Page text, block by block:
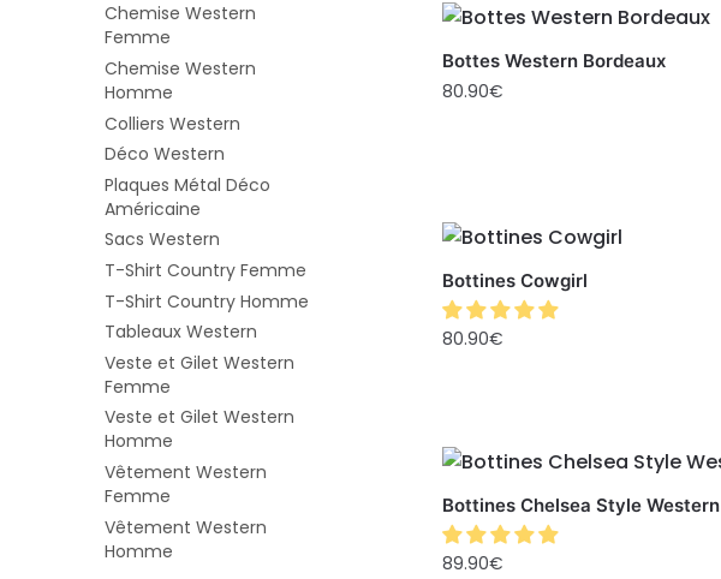
Bottes Western Bordeaux
80.90€
Bottines Cowgirl
80.90€
Bottines Chelsea Style Western
89.90€
Chemise Western
Femme
Chemise Western
Homme
Colliers Western
Déco Western
Plaques Métal Déco
Américaine
Sacs Western
T-Shirt Country Femme
T-Shirt Country Homme
Tableaux Western
Veste et Gilet Western
Femme
Veste et Gilet Western
Homme
Vêtement Western
Femme
Vêtement Western
Homme